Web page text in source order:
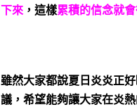
下來 ，這樣累積的信念就
雖然大家都說夏日炎炎正
議，希望能夠讓大家在炎